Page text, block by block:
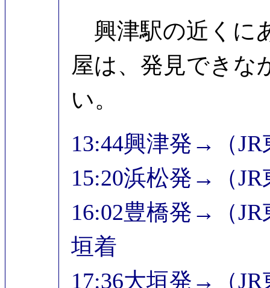
興津駅の近くに
屋は、発見できな
い。
13:44興津発→（
15:20浜松発→（
16:02豊橋発→（
垣着
17:36大垣発→（